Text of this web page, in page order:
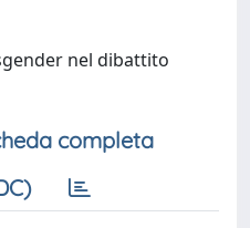
nel dibattito
completa